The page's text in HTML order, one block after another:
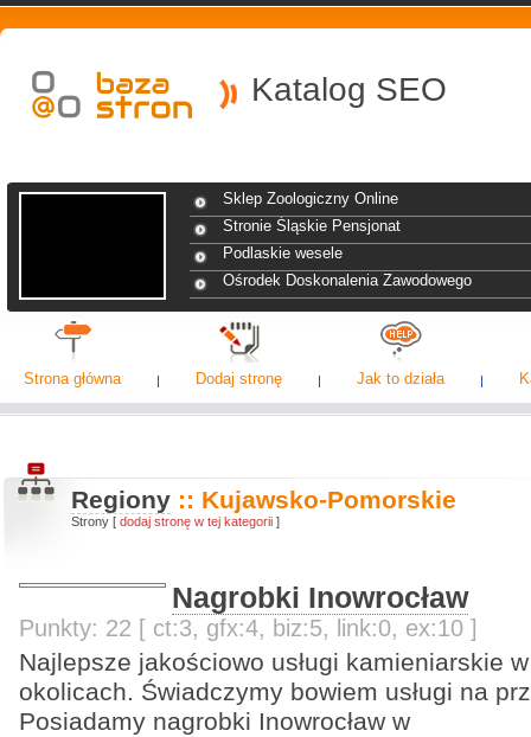
Katalog SEO
Sklep Zoologiczny Online
Stronie Śląskie Pensjonat
Podlaskie wesele
Ośrodek Doskonalenia Zawodowego
Strona główna Dodaj stronę Jak to działa
Regiony :: Kujawsko-Pomorskie
Strony [ dodaj stronę w tej kategorii ]
Nagrobki Inowrocław
Punkty: 22 [ ct:3, gfx:4, biz:5, link:0, ex:10 ]
Najlepsze jakościowo usługi kamieniarskie
okolicach. Świadczymy bowiem usługi na
Posiadamy nagrobki Inowrocław w